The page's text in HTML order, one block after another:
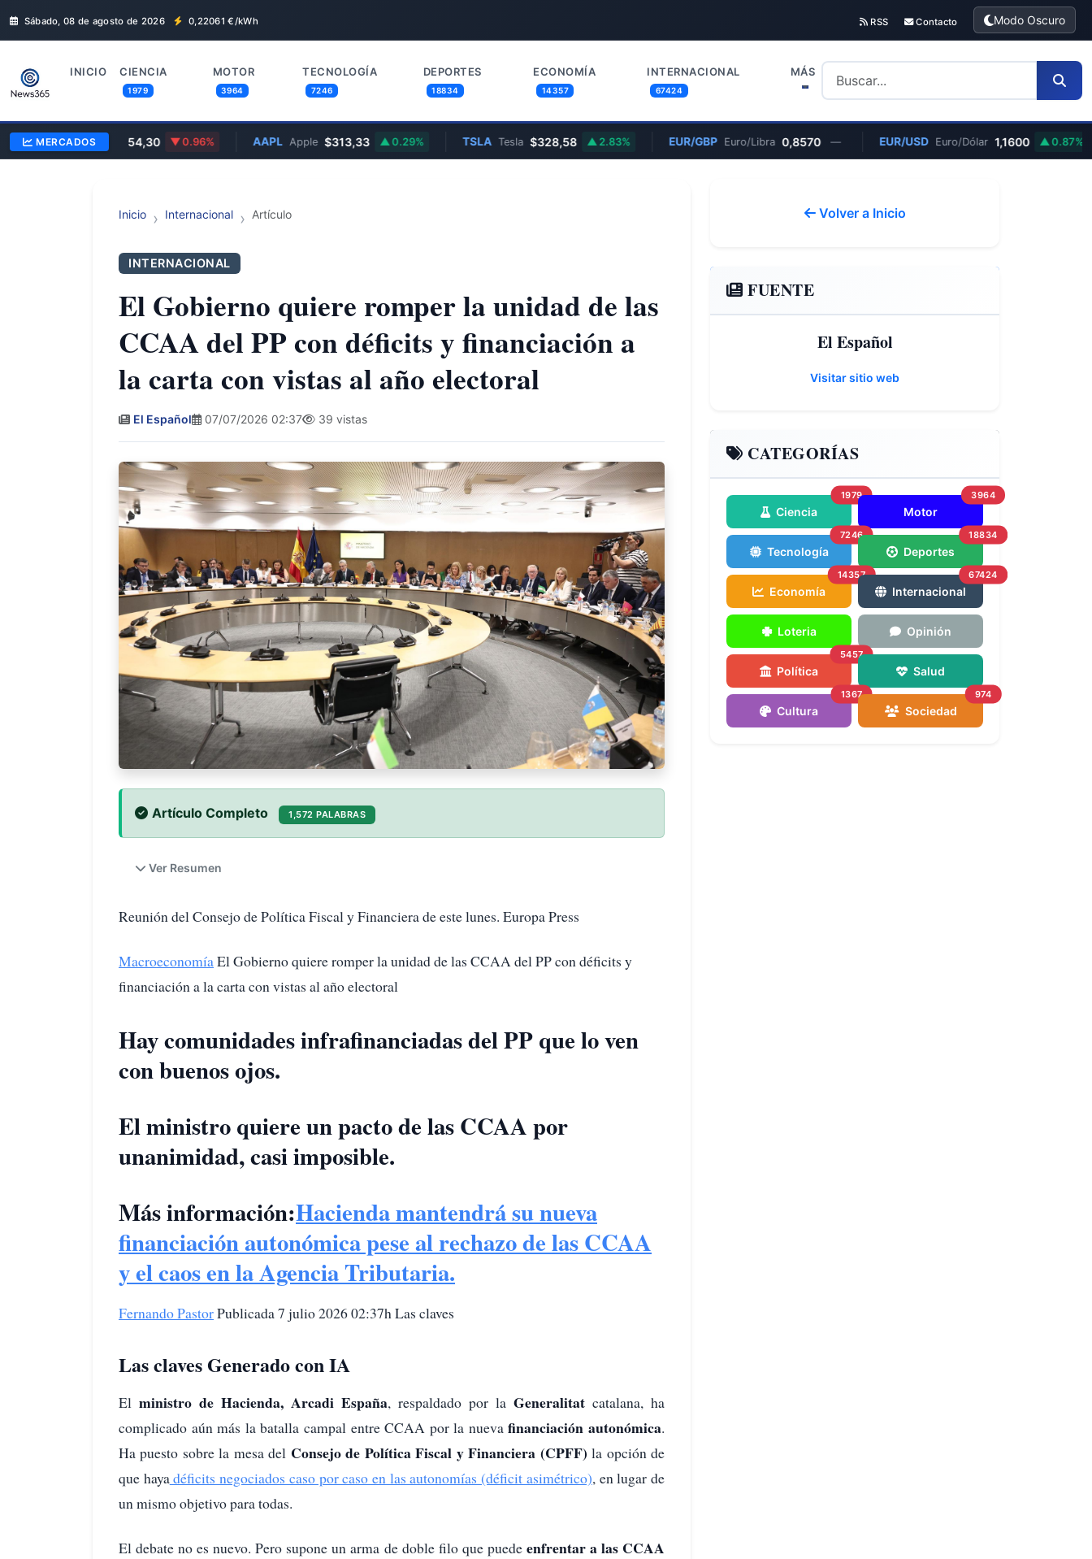
Sábado, 08 de agosto de 2026 0,22061 €/kWh RSS Contacto Modo Oscuro
INICIO CIENCIA
1979
MOTOR
3964
TECNOLOGÍA
7246
DEPORTES
18834
ECONOMÍA
14357
INTERNACIONAL
67424
MÁS
MERCADOS
GOOGL Google $354,30 0.96% AAPL Apple $313,33 0.29% TSLA Tesla $328,58 2.83% EUR/GBP Euro/Libra 0,8570 — EUR/USD Euro/Dólar 1,1600 0.87%
Inicio Internacional Artículo
INTERNACIONAL
El Gobierno quiere romper la unidad de las
CCAA del PP con déficits y financiación a
la carta con vistas al año electoral
El Español 07/07/2026 02:37 39 vistas
Artículo Completo 1,572 PALABRAS
Ver Resumen
Reunión del Consejo de Política Fiscal y Financiera de este lunes. Europa Press
Macroeconomía El Gobierno quiere romper la unidad de las CCAA del PP con déficits y
financiación a la carta con vistas al año electoral
Hay comunidades infrafinanciadas del PP que lo ven
con buenos ojos.
El ministro quiere un pacto de las CCAA por
unanimidad, casi imposible.
Más información:Hacienda mantendrá su nueva
financiación autonómica pese al rechazo de las CCAA
y el caos en la Agencia Tributaria.
Fernando PastorPublicada 7 julio 2026 02:37h Las claves
Las claves Generado con IA
El ministro de Hacienda, Arcadi España, respaldado por la Generalitat catalana, ha
complicado aún más la batalla campal entre CCAA por la nuevafinanciación autonómica.
Ha puesto sobre la mesa del Consejo de Política Fiscal y Financiera (CPFF) la opción de
que hayadéficits negociados caso por caso en las autonomías (déficit asimétrico), en lugar de
un mismo objetivo para todas.
El debate no es nuevo. Pero supone un arma de doble filo que puede enfrentar a las CCAA
Volver a Inicio
FUENTE
El Español
Visitar sitio web
CATEGORÍAS
Ciencia
1979
Motor
3964
Tecnología
7246
Deportes
18834
Economía
14357
Internacional
67424
Loteria Opinión
Política
5457
Salud
Cultura
1367
Sociedad
974